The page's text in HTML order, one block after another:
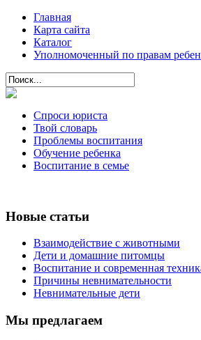
Главная
Карта сайта
Каталог
Уполномоченный по правам
Спроси юриста
Твой словарь
Проблемы воспитания
Обучение ребенка
Воспитание в семье
Новые статьи
Взаимодействие с животными
Дети и домашние питомцы
Воспитание и современная
Причины невнимательности
Невнимательные дети
Мы предлагаем